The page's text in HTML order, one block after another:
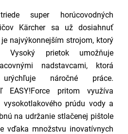
super horúcovodných
Kärcher sa už dosiahnuť
najvýkonnejším strojom, ktorý
Vysoký prietok umožňuje
nadstavcami, ktorá
náročné práce.
EASY!Force pritom využíva
prúdu vody a
na udržanie stlačenej pištole
vďaka množstvu inovatívnych